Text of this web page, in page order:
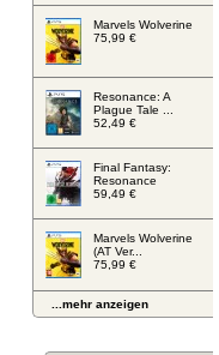
Marvels Wolverine
75,99 €
Resonance: A
Plague Tale ...
52,49 €
Final Fantasy:
Resonance
59,49 €
Marvels Wolverine
(AT Ver...
75,99 €
...mehr anzeigen